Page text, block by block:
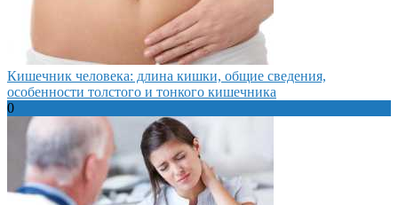
Кишечник человека: длина кишки, общие сведения,
особенности толстого и тонкого кишечника
0